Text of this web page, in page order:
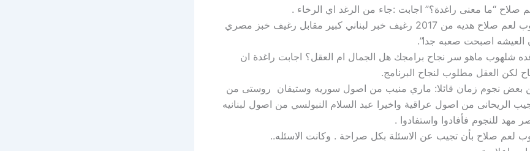
“ما معنى راغدة؟” اجابت :جاء من الرغد اي الرخاء .
قدمت راغده شلهوب لعم صلاح هديه من 2017 رغيف خبر لبناني كبير مقابل رغيف خبز مصري
العيشه اصبحت صعبه جدا”.
شلهوب ماهو سر نجاح برامجك هل الجمال ام العقل؟ اجابت راغدة ان
لكن العقل مطلوب لنجاح البرنامج.
نجوم زمان قائلا: ماري منيب من اصول سوريه وستيفان روستى من
الريحانى من اصول عراقية واخيرا عبد السلام النبولسي من اصول لبنانيه
مهد للنجوم فأفادوا واستفادوا .
لعم صلاح بأن تجيب عن الاسئلة بكل صراحة . وكانت الاسئله..